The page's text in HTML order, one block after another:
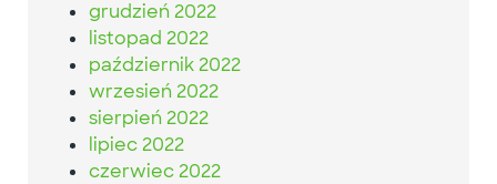
grudzień 2022
listopad 2022
październik 2022
wrzesień 2022
sierpień 2022
lipiec 2022
czerwiec 2022